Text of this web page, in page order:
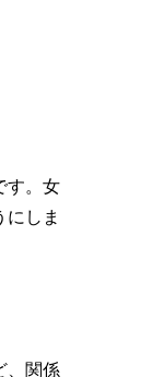
す。女
しま
、関係